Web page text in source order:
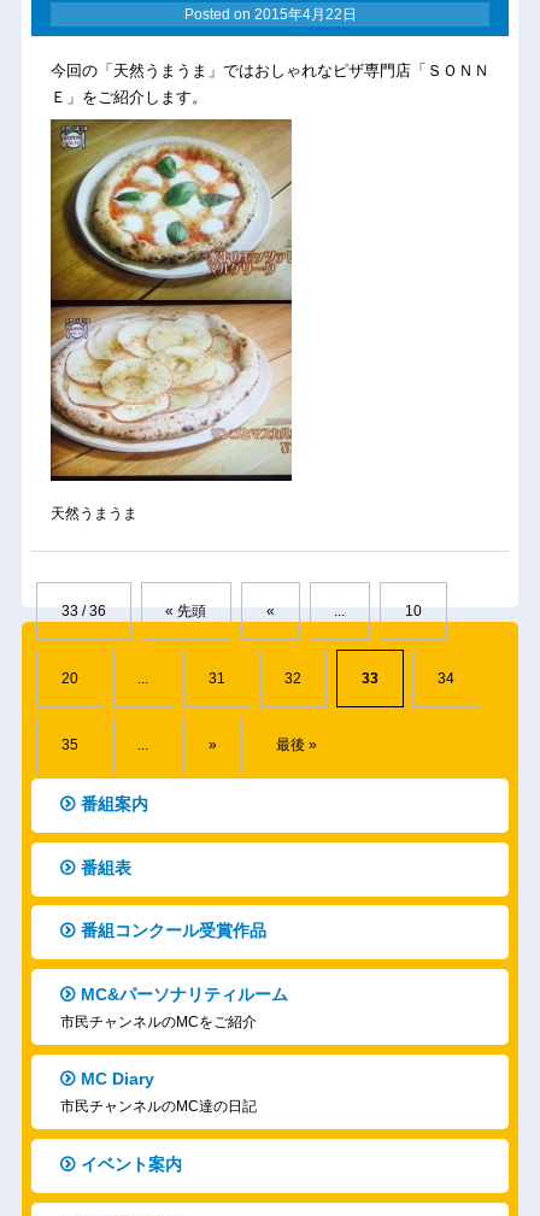
Posted on 2015年4月22日
今回の「天然うまうま」ではおしゃれなピザ専門店「ＳＯＮＮ
Ｅ」をご紹介します。
天然うまうま
33 / 36 « 先頭 « ... 10
20 ... 31 32 33 34
35 ... » 最後 »
番組案内
番組表
番組コンクール受賞作品
MC&パーソナリティルーム
市民チャンネルのMCをご紹介
MC Diary
市民チャンネルのMC達の日記
イベント案内